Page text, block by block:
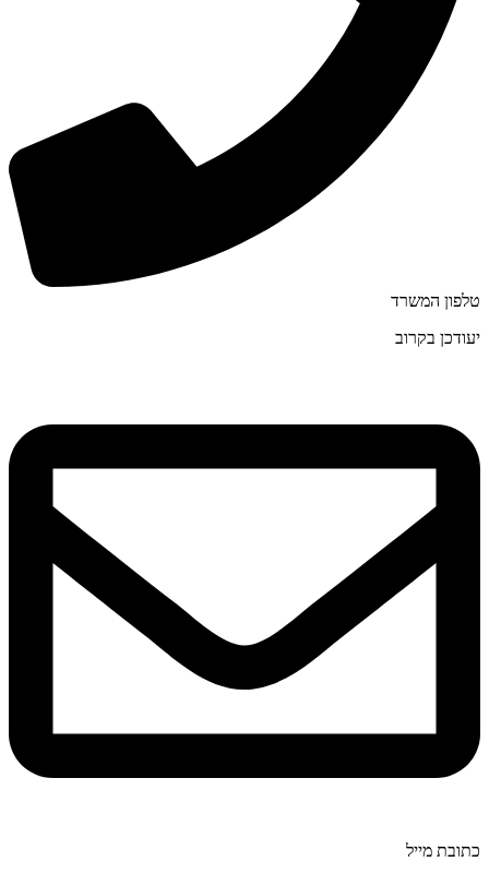
טלפון המשרד
יעודכן בקרוב
כתובת מייל